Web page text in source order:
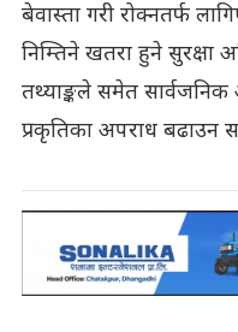
बेवास्ता गरी रोक्नतर्फ
निम्तिने खतरा हुने सुरक्षा
तथ्याङ्कले समेत
प्रकृतिका अपराध बढाउन